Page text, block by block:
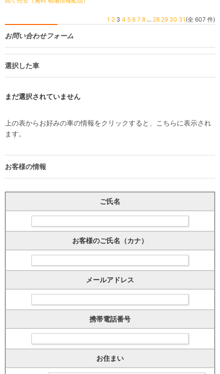
1 2 3 4 5 6 7 8 ... 28 29 30 31 (全 607 件)
お問い合わせフォーム
選択した車
まだ選択されていません
上の表からお好みの車の情報をクリックすると、こちらに表示され
ます。
お客様の情報
ご氏名
お客様のご氏名（カナ）
メールアドレス
携帯電話番号
お住まい